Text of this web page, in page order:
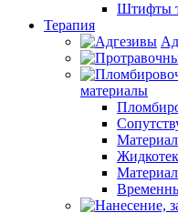
Штифты
Терапия
материалы